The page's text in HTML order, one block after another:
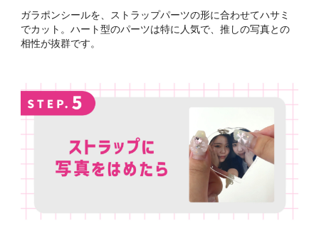
ガラポンシールを、ストラップパーツの形に合わせてハサミ
でカット。ハート型のパーツは特に人気で、推しの写真との
相性が抜群です。